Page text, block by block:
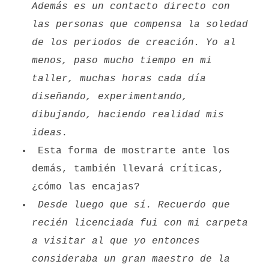
Además es un contacto directo con
las personas que compensa la soledad
de los periodos de creación. Yo al
menos, paso mucho tiempo en mi
taller, muchas horas cada día
diseñando, experimentando,
dibujando, haciendo realidad mis
ideas.
Esta forma de mostrarte ante los
demás, también llevará críticas,
¿cómo las encajas?
Desde luego que sí. Recuerdo que
recién licenciada fui con mi carpeta
a visitar al que yo entonces
consideraba un gran maestro de la